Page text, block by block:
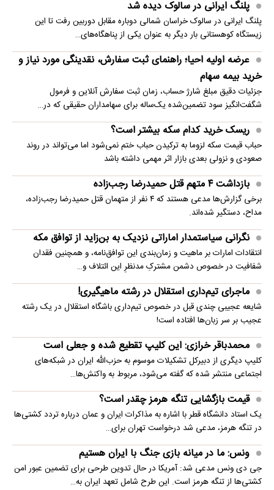
پلنگ ایرانی در سالوک دیده شد
پلنگ ایرانی در سالوک خراسان شمالی دوباره مقابل دوربین رفت تا این
زیستگاه کوهستانی بار دیگر به عنوان یکی از پناهگاه‌های…
عرضه اولیه احیا؛ راهنمای ثبت سفارش، نقدینگی مورد نیاز و
خرید بیمه سهام
جزئیات دقیق مبلغ شارژ حساب، زمان ثبت سفارش آنلاین و فرمول
شگفت‌انگیز سود تضمین‌شده یک‌ساله برای سهامداران حقیقی که در…
ریسک خرید کدام سکه بیشتر است؟
حباب قیمت سکه لزوما به ترکیدن حباب ختم نمی‌شود اما می‌تواند در روند
صعودی و نزولی بعدی بازار اثر مهمی داشته باشد
بازداشت ۴ متهم قتل حمیدرضا رجب‌زاده
برخی گزارش‌ها مدعی هستند که ۴ نفر از متهمان قتل حمیدرضا رجب‌زاده،
مداح، دستگیر شده‌اند.
نگرانی سیاستمدار اماراتی نزدیک به بن‌زاید از توافق مکه
انتقادات امارات بر ماهیت و زمان‌بندی این توافق‌نامه، و همچنین فقدان
شفافیت در خصوص دشمن مشترکِ مدنظرِ این ائتلاف و…
ماجرای تیم‌داری استقلال در رشته ماهیگیری!
شایعه عجیبی چندی قبل در خصوص تیم‌داری باشگاه استقلال در یک رشته
عجیب بر سر زبان‌ها افتاده است!
محمدباقر خرازی: این کلیپ تقطیع شده و جعلی است
کلیپ دیگری از دبیرکل تشکیلات موسوم به حزب‌الله ایران در شبکه‌های
اجتماعی منتشر شده که گفته می‌شود، مربوط به واکنش‌ها…
قیمت بازگشایی تنگه هرمز چقدر است؟
یک استاد دانشگاه قطر با اشاره به مذاکرات ایران و عمان درباره تردد کشتی‌ها
در تنگه هرمز، مدعی شد درخواست تهران برای…
ونس: ما در میانه بازی جنگ با ایران هستیم
جی دی ونس مدعی شد: آمریکا در حال تدوین طرحی برای تضمین عبور امن
کشتی‌ها از تنگه هرمز است. این طرح شامل تعهد ایران به…